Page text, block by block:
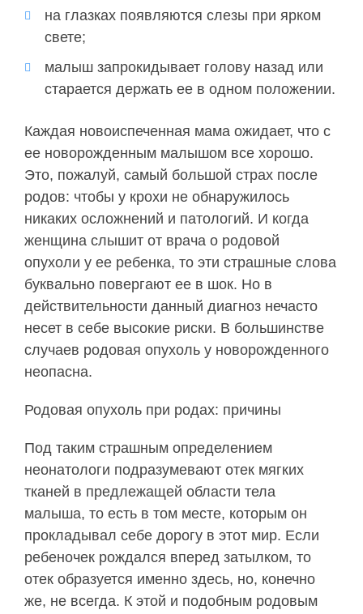
на глазках появляются слезы при ярком
свете;
малыш запрокидывает голову назад или
старается держать ее в одном положении.
Каждая новоиспеченная мама ожидает, что с
ее новорожденным малышом все хорошо.
Это, пожалуй, самый большой страх после
родов: чтобы у крохи не обнаружилось
никаких осложнений и патологий. И когда
женщина слышит от врача о родовой
опухоли у ее ребенка, то эти страшные слова
буквально повергают ее в шок. Но в
действительности данный диагноз нечасто
несет в себе высокие риски. В большинстве
случаев родовая опухоль у новорожденного
неопасна.
Родовая опухоль при родах: причины
Под таким страшным определением
неонатологи подразумевают отек мягких
тканей в предлежащей области тела
малыша, то есть в том месте, которым он
прокладывал себе дорогу в этот мир. Если
ребеночек рождался вперед затылком, то
отек образуется именно здесь, но, конечно
же, не всегда. К этой и подобным родовым